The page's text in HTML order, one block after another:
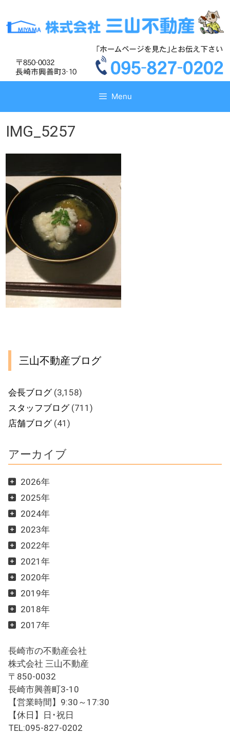
テ
ス
テ
ス
Menu
IMG_5257
三山不動産ブログ
会長ブログ(3,158)
スタッフブログ(711)
店舗ブログ(41)
アーカイブ
2026年
2025年
2024年
2023年
2022年
2021年
2020年
2019年
2018年
2017年
長崎市の不動産会社
株式会社 三山不動産
〒850-0032
長崎市興善町3-10
【営業時間】9:30～17:30
【休日】日･祝日
TEL:095-827-0202